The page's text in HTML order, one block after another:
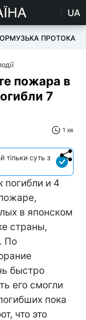
UA
ОРМУЗЬКА ПРОТОКА
пожара в
7
1 хв
тільки суть з
погибли и 4
в японском
страны,
По
быстро
его смогли
пока
что это